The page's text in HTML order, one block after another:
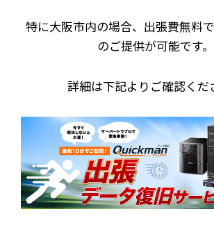
特に大阪市内の場合、出張費無料
のご提供が可能です。
詳細は下記よりご確認くだ